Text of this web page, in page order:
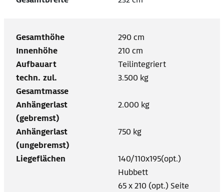
Gesamthöhe
290 cm
Innenhöhe
210 cm
Aufbauart
Teilintegriert
techn. zul.
Gesamtmasse
3.500 kg
Anhängerlast
(gebremst)
2.000 kg
Anhängerlast
(ungebremst)
750 kg
Liegeflächen
140/110x195(opt.)
Hubbett
65 x 210 (opt.) Seite